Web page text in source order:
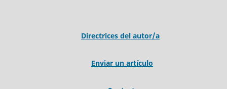
Directrices del autor/a
Enviar un artículo